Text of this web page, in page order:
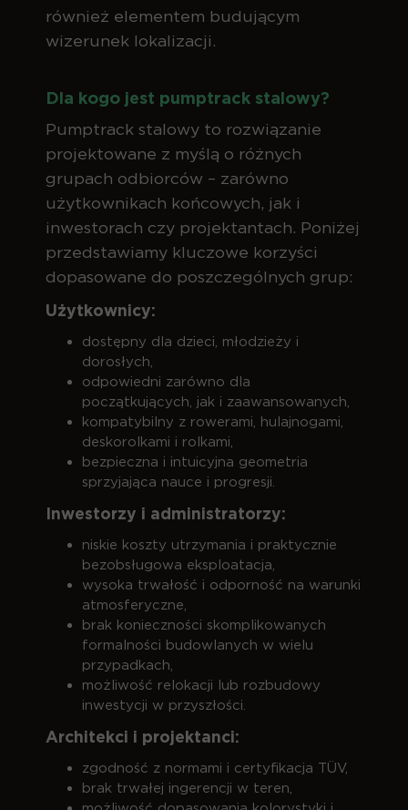
również elementem budującym
wizerunek lokalizacji.
Dla kogo jest pumptrack stalowy?
Pumptrack stalowy to rozwiązanie
projektowane z myślą o różnych
grupach odbiorców – zarówno
użytkownikach końcowych, jak i
inwestorach czy projektantach. Poniżej
przedstawiamy kluczowe korzyści
dopasowane do poszczególnych grup:
Użytkownicy:
dostępny dla dzieci, młodzieży i
dorosłych,
odpowiedni zarówno dla
początkujących, jak i zaawansowanych,
kompatybilny z rowerami, hulajnogami,
deskorolkami i rolkami,
bezpieczna i intuicyjna geometria
sprzyjająca nauce i progresji.
Inwestorzy i administratorzy:
niskie koszty utrzymania i praktycznie
bezobsługowa eksploatacja,
wysoka trwałość i odporność na warunki
atmosferyczne,
brak konieczności skomplikowanych
formalności budowlanych w wielu
przypadkach,
możliwość relokacji lub rozbudowy
inwestycji w przyszłości.
Architekci i projektanci:
zgodność z normami i certyfikacja TÜV,
brak trwałej ingerencji w teren,